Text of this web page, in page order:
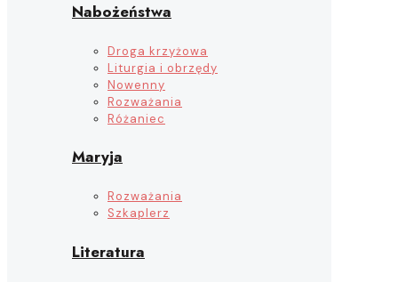
Nabożeństwa
Droga krzyżowa
Liturgia i obrzędy
Nowenny
Rozważania
Różaniec
Maryja
Rozważania
Szkaplerz
Literatura